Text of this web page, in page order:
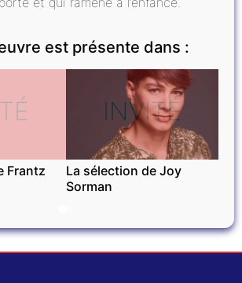
est présente dans :
Frantz
INVITÉ
La sélection de Joy
Sorman